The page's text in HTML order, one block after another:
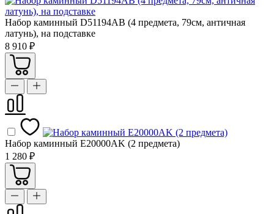
Набор каминный D51194АВ (4 предмета, 79см, античная
латунь), на подставке
8 910 ₽
Набор каминный E20000AK (2 предмета)
1 280 ₽